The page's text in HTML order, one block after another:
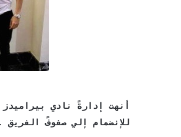
أنهت إدارةً نادي
للإنضمام إلي صفوفً الفريق .